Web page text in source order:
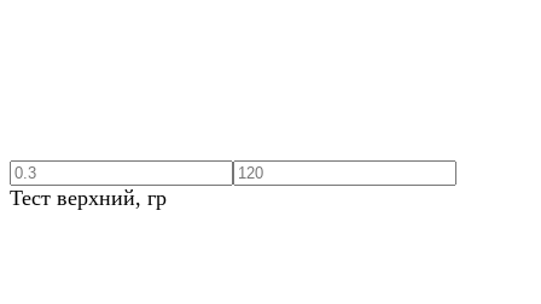
Тест верхний, гр